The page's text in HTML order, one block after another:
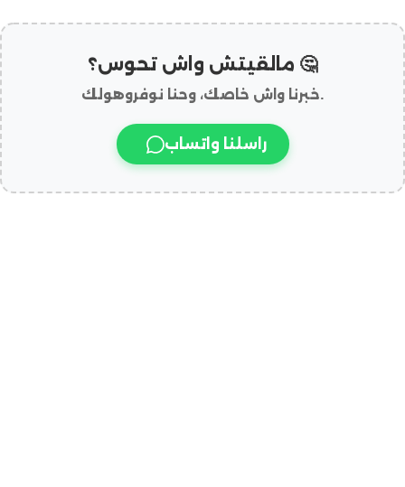
مالقيتش واش تحوس؟ 🤔
خبرنا واش خاصك، وحنا نوفروهولك.
راسلنا واتساب